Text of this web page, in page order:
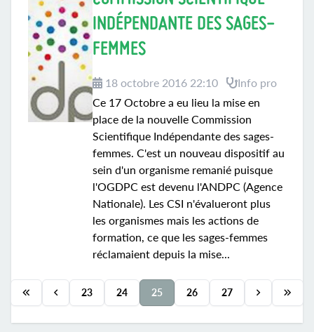
INDÉPENDANTE DES SAGES-
FEMMES
18 octobre 2016 22:10
Info pro
Ce 17 Octobre a eu lieu la mise en
place de la nouvelle Commission
Scientifique Indépendante des sages-
femmes. C'est un nouveau dispositif au
sein d'un organisme remanié puisque
l'OGDPC est devenu l'ANDPC (Agence
Nationale). Les CSI n'évalueront plus
les organismes mais les actions de
formation, ce que les sages-femmes
réclamaient depuis la mise...
23 24 25 26 27